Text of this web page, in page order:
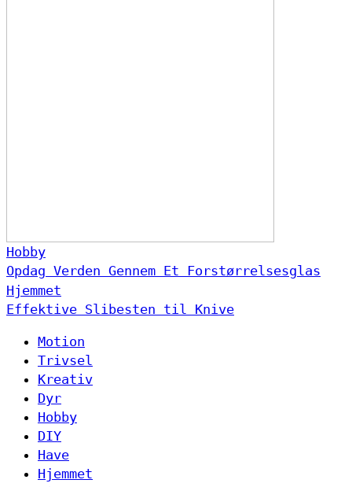
Hobby
Opdag Verden Gennem Et Forstørrelsesglas
Hjemmet
Effektive Slibesten til Knive
Motion
Trivsel
Kreativ
Dyr
Hobby
DIY
Have
Hjemmet